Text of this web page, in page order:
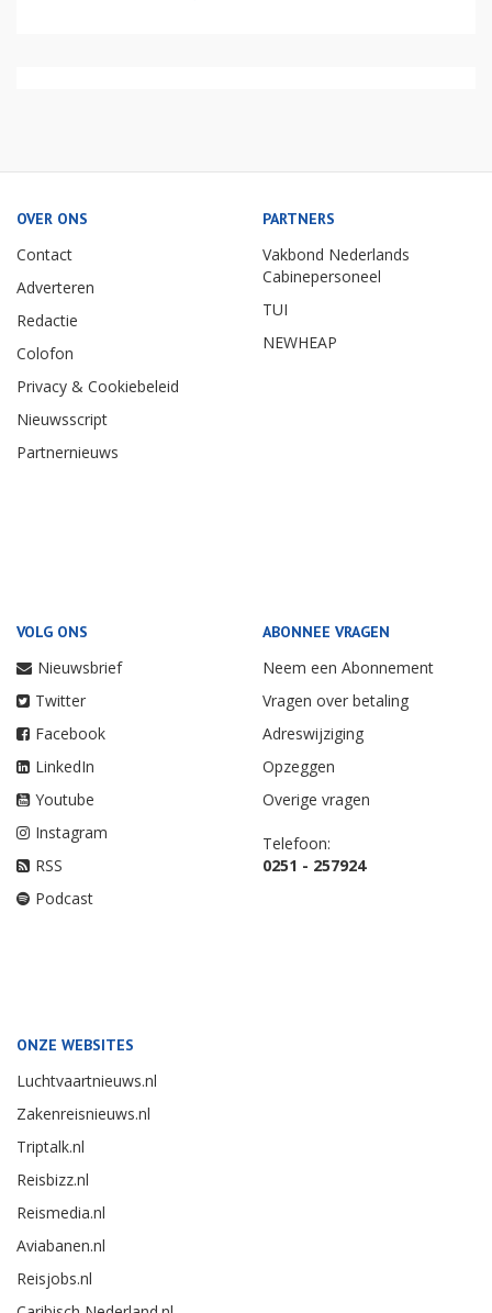
OVER ONS
Contact
Adverteren
Redactie
Colofon
Privacy & Cookiebeleid
Nieuwsscript
Partnernieuws
PARTNERS
Vakbond Nederlands
Cabinepersoneel
TUI
NEWHEAP
VOLG ONS
Nieuwsbrief
Twitter
Facebook
LinkedIn
Youtube
Instagram
RSS
Podcast
ABONNEE VRAGEN
Neem een Abonnement
Vragen over betaling
Adreswijziging
Opzeggen
Overige vragen
Telefoon:
0251 - 257924
ONZE WEBSITES
Luchtvaartnieuws.nl
Zakenreisnieuws.nl
Triptalk.nl
Reisbizz.nl
Reismedia.nl
Aviabanen.nl
Reisjobs.nl